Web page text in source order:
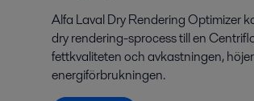
Alfa Laval Dry Rendering Optimizer
dry rendering-sprocess till en
fettkvaliteten och avkastningen,
energiförbrukningen.